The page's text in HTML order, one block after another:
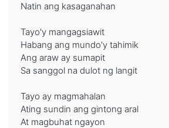
Natin ang kasaganahan
Tayo'y mangagsiawit
Habang ang mundo'y tahimik
Ang araw ay sumapit
Sa sanggol na dulot ng langit
Tayo ay magmahalan
Ating sundin ang gintong aral
At magbuhat ngayon